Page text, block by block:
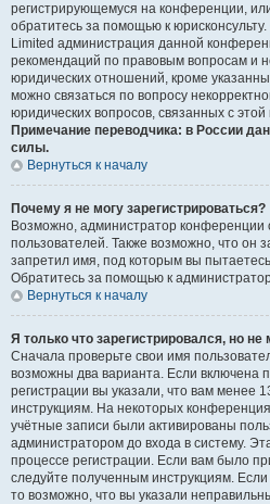
регистрирующемуся на конференции,
обратитесь за помощью к
Limited администрация данной
рекомендаций по правовым вопросам и
юридических отношений, кроме
можно связаться по вопросу
юридических вопросов, связанных с
Примечание переводчика: в России
силы.
Вернуться к началу
Почему я не могу зарегистрироваться?
Возможно, администратор конференции
пользователей. Также возможно, что он
запретил имя, под которым вы
Обратитесь за помощью к
Вернуться к началу
Я только что зарегистрировался, но не
Сначала проверьте свои имя
возможны два варианта. Если включена
регистрации вы указали, что вам менее
инструкциям. На некоторых
учётные записи были активированы
администратором до входа в систему.
процессе регистрации. Если вам было
следуйте полученным инструкциям.
то возможно, что вы указали